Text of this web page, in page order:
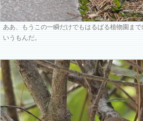
ああ、もうこの一瞬だけでもはるばる植物園ま
いうもんだ。